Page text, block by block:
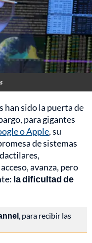
han sido la puerta de
para gigantes
o Apple, su
de sistemas
avanza, pero
la dificultad de
, para recibir las